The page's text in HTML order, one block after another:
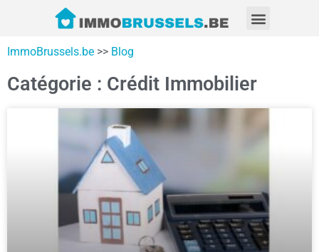
ImmoBrussels.be >> Blog
Catégorie : Crédit Immobilier